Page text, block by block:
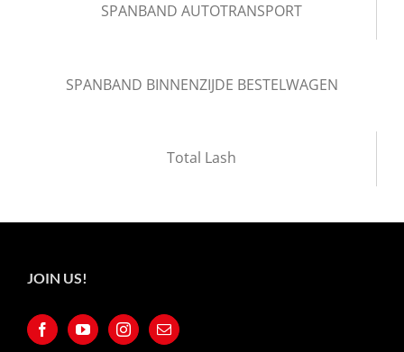
SPANBAND AUTOTRANSPORT
SPANBAND BINNENZIJDE BESTELWAGEN
Total Lash
JOIN US!